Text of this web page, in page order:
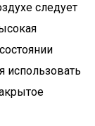
следует
использовать